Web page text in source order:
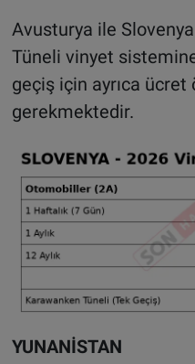
Avusturya ile
Tüneli vinyet
geçiş için ayrıca ücret
gerekmektedir.
YUNANİSTAN